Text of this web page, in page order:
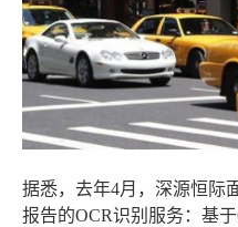
据悉，去年4月，深源恒际
报告的OCR识别服务：基